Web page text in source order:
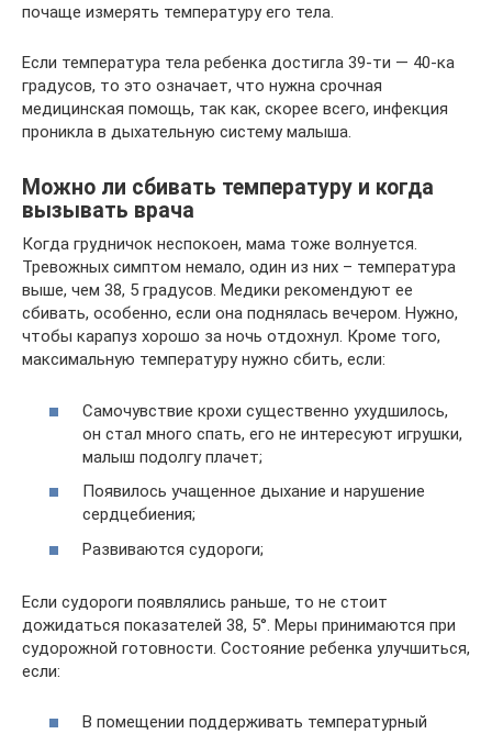
почаще измерять температуру его тела.
Если температура тела ребенка достигла 39-ти — 40-ка
градусов, то это означает, что нужна срочная
медицинская помощь, так как, скорее всего, инфекция
проникла в дыхательную систему малыша.
Можно ли сбивать температуру и когда
вызывать врача
Когда грудничок неспокоен, мама тоже волнуется.
Тревожных симптом немало, один из них – температура
выше, чем 38, 5 градусов. Медики рекомендуют ее
сбивать, особенно, если она поднялась вечером. Нужно,
чтобы карапуз хорошо за ночь отдохнул. Кроме того,
максимальную температуру нужно сбить, если:
Самочувствие крохи существенно ухудшилось,
он стал много спать, его не интересуют игрушки,
малыш подолгу плачет;
Появилось учащенное дыхание и нарушение
сердцебиения;
Развиваются судороги;
Если судороги появлялись раньше, то не стоит
дожидаться показателей 38, 5°. Меры принимаются при
судорожной готовности. Состояние ребенка улучшиться,
если:
В помещении поддерживать температурный